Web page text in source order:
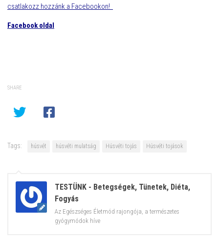
csatlakozz hozzánk a Facebookon!
Facebook oldal
SHARE
Tags: húsvét húsvéti mulatság Húsvéti tojás Húsvéti tojások
TESTÜNK - Betegségek, Tünetek, Diéta,
Fogyás
Az Egészséges Életmód rajongója, a természetes
gyógymódok híve